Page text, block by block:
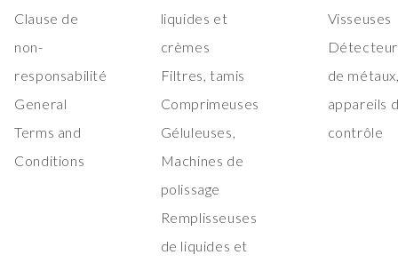
Clause de
non-
responsabilité
General
Terms and
Conditions
liquides et
crèmes
Filtres, tamis
Comprimeuses
Géluleuses,
Machines de
polissage
Remplisseuses
de liquides et
Visseuses
de
appareils
contrôle